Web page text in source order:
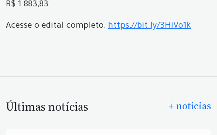
R$ 1.883,83.
Acesse o edital completo: https://bit.ly/3HiVo1k
Últimas notícias + notícias